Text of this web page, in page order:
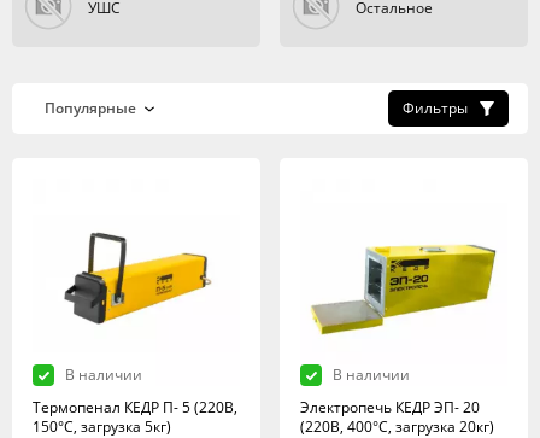
УШC Остальное
Фильтры
В наличии
Термопенал КЕДР П- 5 (220В,
150°C, загрузка 5кг)
В наличии
Электропечь КЕДР ЭП- 20
(220В, 400°C, загрузка 20кг)